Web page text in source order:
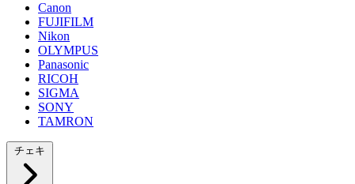
Canon
FUJIFILM
Nikon
OLYMPUS
Panasonic
RICOH
SIGMA
SONY
TAMRON
チェキ